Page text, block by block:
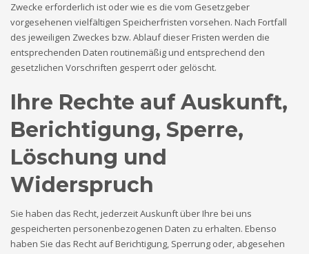
Zwecke erforderlich ist oder wie es die vom Gesetzgeber
vorgesehenen vielfältigen Speicherfristen vorsehen. Nach Fortfall
des jeweiligen Zweckes bzw. Ablauf dieser Fristen werden die
entsprechenden Daten routinemäßig und entsprechend den
gesetzlichen Vorschriften gesperrt oder gelöscht.
Ihre Rechte auf Auskunft,
Berichtigung, Sperre,
Löschung und
Widerspruch
Sie haben das Recht, jederzeit Auskunft über Ihre bei uns
gespeicherten personenbezogenen Daten zu erhalten. Ebenso
haben Sie das Recht auf Berichtigung, Sperrung oder, abgesehen